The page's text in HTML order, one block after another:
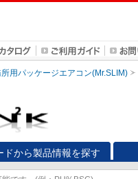
用パッケージエアコン(Mr.SLIM)
ドから製品情報を探す